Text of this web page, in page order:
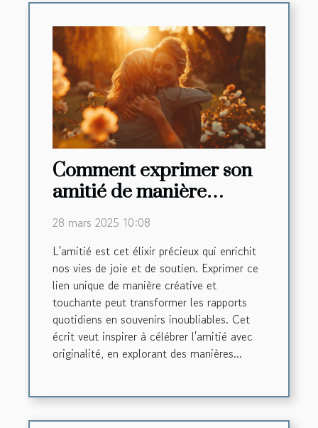
Comment exprimer son
amitié de manière
créative et touchante
28 mars 2025 10:08
L'amitié est cet élixir précieux qui enrichit
nos vies de joie et de soutien. Exprimer ce
lien unique de manière créative et
touchante peut transformer les rapports
quotidiens en souvenirs inoubliables. Cet
écrit veut inspirer à célébrer l'amitié avec
originalité, en explorant des manières...